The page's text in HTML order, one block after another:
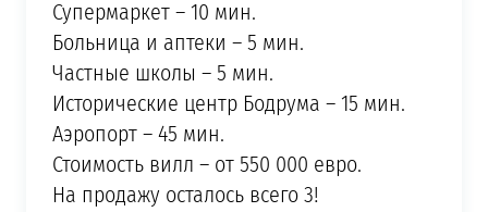
Супермаркет – 10 мин.
Больница и аптеки – 5 мин.
Частные школы – 5 мин.
Исторические центр Бодрума – 15 мин.
Аэропорт – 45 мин.
Стоимость вилл – от 550 000 евро.
На продажу осталось всего 3!